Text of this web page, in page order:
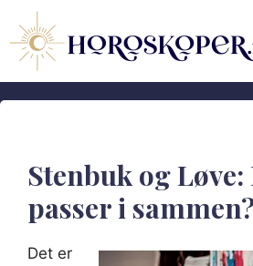
indhold
Stenbuk og
passer i
Det er